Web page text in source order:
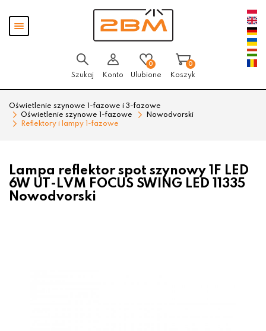
Pokaż
menu
Szukaj Konto
0
Ulubione
0
Koszyk
Oświetlenie szynowe 1-fazowe i 3-fazowe
Oświetlenie szynowe 1-fazowe
Nowodvorski
Reflektory i lampy 1-fazowe
Lampa reflektor spot szynowy 1F LED
6W UT-LVM FOCUS SWING LED 11335
Nowodvorski